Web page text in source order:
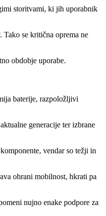
storitvami, ki jih uporabnik
Tako se kritična oprema ne
obdobje uporabe.
baterije, razpoložljivi
generacije ter izbrane
vendar so težji in
ohrani mobilnost, hkrati pa
nujno enake podpore za